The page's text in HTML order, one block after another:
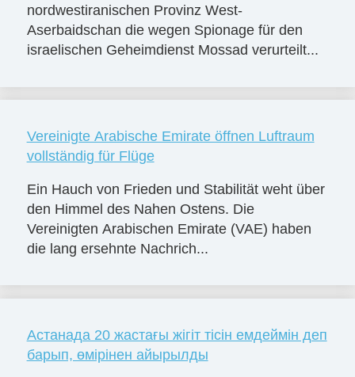
nordwestiranischen Provinz West-
Aserbaidschan die wegen Spionage für den
israelischen Geheimdienst Mossad verurteilt...
Vereinigte Arabische Emirate öffnen Luftraum
vollständig für Flüge
Ein Hauch von Frieden und Stabilität weht über
den Himmel des Nahen Ostens. Die
Vereinigten Arabischen Emirate (VAE) haben
die lang ersehnte Nachrich...
Астанада 20 жастағы жігіт тісін емдеймін деп
барып, өмірінен айырылды